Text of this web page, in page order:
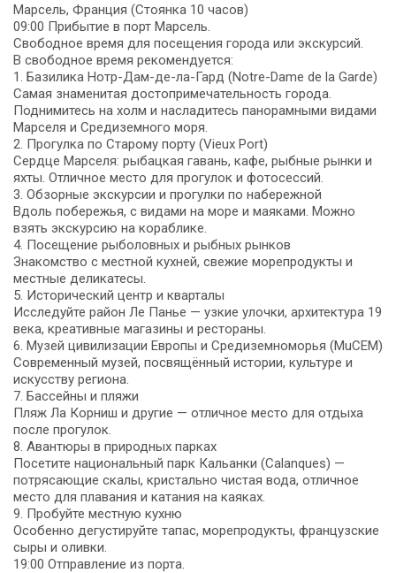
Марсель, Франция (Стоянка 10 часов)
09:00 Прибытие в порт Марсель.
Свободное время для посещения города или экскурсий.
В свободное время рекомендуется:
1. Базилика Нотр-Дам-де-ла-Гард (Notre-Dame de la Garde)
Самая знаменитая достопримечательность города.
Поднимитесь на холм и насладитесь панорамными видами
Марселя и Средиземного моря.
2. Прогулка по Старому порту (Vieux Port)
Сердце Марселя: рыбацкая гавань, кафе, рыбные рынки и
яхты. Отличное место для прогулок и фотосессий.
3. Обзорные экскурсии и прогулки по набережной
Вдоль побережья, с видами на море и маяками. Можно
взять экскурсию на кораблике.
4. Посещение рыболовных и рыбных рынков
Знакомство с местной кухней, свежие морепродукты и
местные деликатесы.
5. Исторический центр и кварталы
Исследуйте район Ле Панье — узкие улочки, архитектура 19
века, креативные магазины и рестораны.
6. Музей цивилизации Европы и Средиземноморья (MuCEM)
Современный музей, посвящённый истории, культуре и
искусству региона.
7. Бассейны и пляжи
Пляж Ла Корниш и другие — отличное место для отдыха
после прогулок.
8. Авантюры в природных парках
Посетите национальный парк Кальанки (Calanques) —
потрясающие скалы, кристально чистая вода, отличное
место для плавания и катания на каяках.
9. Пробуйте местную кухню
Особенно дегустируйте тапас, морепродукты, французские
сыры и оливки.
19:00 Отправление из порта.